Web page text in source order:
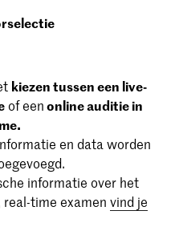
kiezen tussen een live-
of eenonline auditie in
en data worden
informatie over het
real-time examenvind je